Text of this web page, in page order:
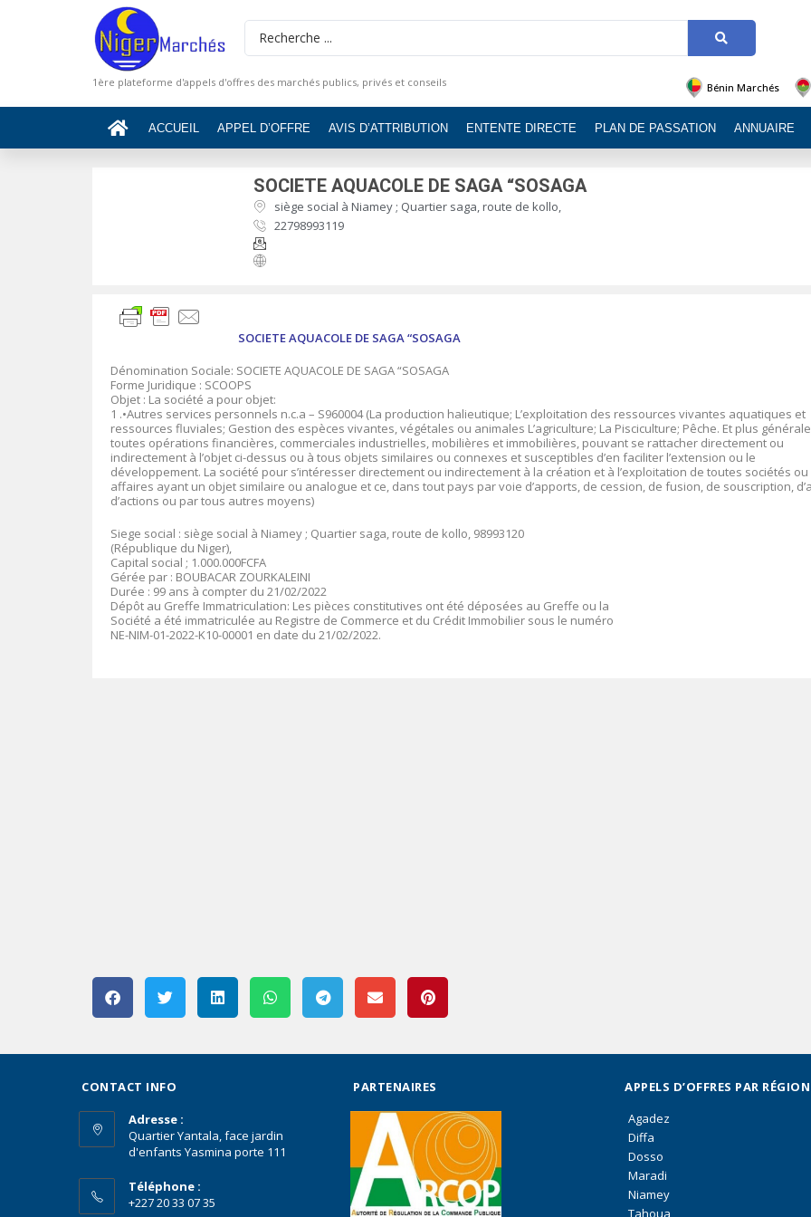
1ère plateforme d'appels d'offres des marchés publics, privés et conseils Bénin Marchés
ACCUEIL APPEL D’OFFRE AVIS D’ATTRIBUTION ENTENTE DIRECTE PLAN DE PASSATION ANNUAIRE
SOCIETE AQUACOLE DE SAGA “SOSAGA
siège social à Niamey ; Quartier saga, route de kollo,
22798993119
SOCIETE AQUACOLE DE SAGA “SOSAGA
Dénomination Sociale: SOCIETE AQUACOLE DE SAGA “SOSAGA
Forme Juridique : SCOOPS
Objet : La société a pour objet:
1 .•Autres services personnels n.c.a – S960004 (La production halieutique; L’exploitation des ressources vivantes aquatiques et
ressources fluviales; Gestion des espèces vivantes, végétales ou animales L’agriculture; La Pisciculture; Pêche. Et plus
toutes opérations financières, commerciales industrielles, mobilières et immobilières, pouvant se rattacher directement ou
indirectement à l’objet ci-dessus ou à tous objets similaires ou connexes et susceptibles d’en faciliter l’extension ou le
développement. La société pour s’intéresser directement ou indirectement à la création et à l’exploitation de toutes sociétés ou
affaires ayant un objet similaire ou analogue et ce, dans tout pays par voie d’apports, de cession, de fusion, de souscription,
d’actions ou par tous autres moyens)
Siege social : siège social à Niamey ; Quartier saga, route de kollo, 98993120
(République du Niger),
Capital social ; 1.000.000FCFA
Gérée par : BOUBACAR ZOURKALEINI
Durée : 99 ans à compter du 21/02/2022
Dépôt au Greffe Immatriculation: Les pièces constitutives ont été déposées au Greffe ou la
Société a été immatriculée au Registre de Commerce et du Crédit Immobilier sous le numéro
NE-NIM-01-2022-K10-00001 en date du 21/02/2022.
CONTACT INFO
Adresse :
Quartier Yantala, face jardin
d'enfants Yasmina porte 111
Téléphone :
+227 20 33 07 35
PARTENAIRES
APPELS D’OFFRES PAR RÉGION
Agadez
Diffa
Dosso
Maradi
Niamey
Tahoua